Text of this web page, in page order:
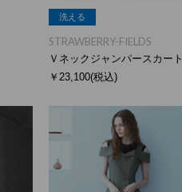
洗える
STRAWBERRY-FIELDS
Ｖネックジャンパースカート
￥23,100(税込)